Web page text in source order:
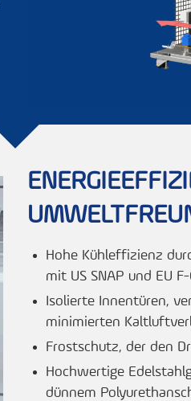
Hohe Kühleffizienz
mit US SNAP und EU
Isolierte Innentüren,
minimierten
Frostschutz, der den
Hochwertige
dünnem